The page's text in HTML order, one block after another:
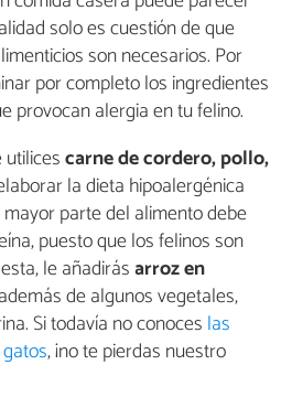
solo es cuestión de que
son necesarios. Por
por completo los ingredientes
provocan alergia en tu felino.
carne de cordero, pollo,
la dieta hipoalergénica
parte del alimento debe
puesto que los felinos son
le añadirásarroz en
de algunos vegetales,
Si todavía no conoces las
, ¡no te pierdas nuestro